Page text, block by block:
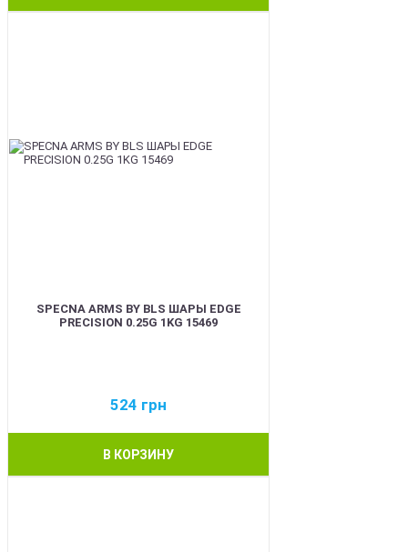
SPECNA ARMS BY BLS ШАРЫ EDGE
PRECISION 0.25G 1KG 15469
524 грн
В КОРЗИНУ